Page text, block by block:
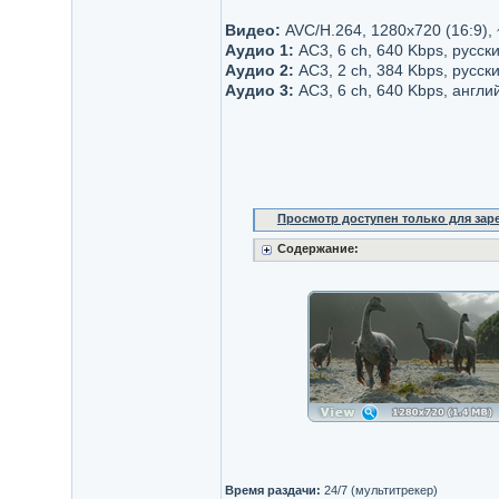
Видео: AVC/H.264, 1280x720 (16:9),
Аудио 1: AC3, 6 ch, 640 Kbps,
Аудио 2: AC3, 2 ch, 384 Kbps,
Аудио 3: AC3, 6 ch, 640 Kbps,
Просмотр доступен только для
Содержание:
Время раздачи: 24/7 (мультитрекер)